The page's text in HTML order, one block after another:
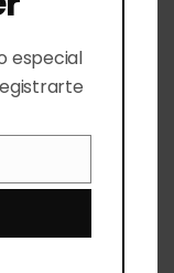
León,
especial